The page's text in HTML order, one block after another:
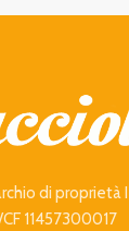
di proprietà
CF 11457300017